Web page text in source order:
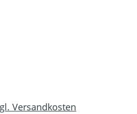
Versandkosten